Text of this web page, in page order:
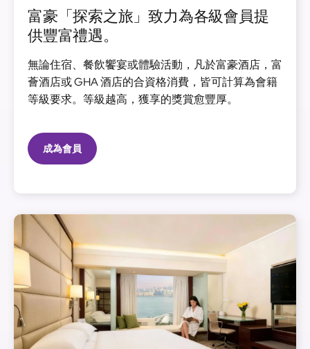
富豪「探索之旅」致力為各級會員提
供豐富禮遇。
無論住宿、餐飲饗宴或體驗活動，凡於富豪酒店，富
薈酒店或 GHA 酒店的合資格消費，皆可計算為會籍
等級要求。等級越高，獲享的獎賞愈豐厚。
成為會員